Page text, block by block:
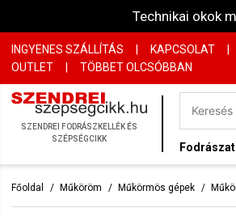
Technikai okok
INGYENES SZÁLLÍTÁS KAPCSOLAT
OUTLET
| TÖBBET OLCSÓBBAN
SZENDREI FODRÁSZKELLÉK ÉS
SZÉPSÉGCIKK
Fodrászat
Főoldal Műköröm Műkörmös gépek